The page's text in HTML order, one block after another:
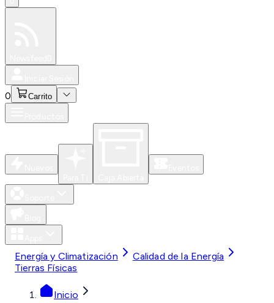
0 Carrito
Energía y Climatización
Calidad de la Energía
Tierras Físicas
Inicio